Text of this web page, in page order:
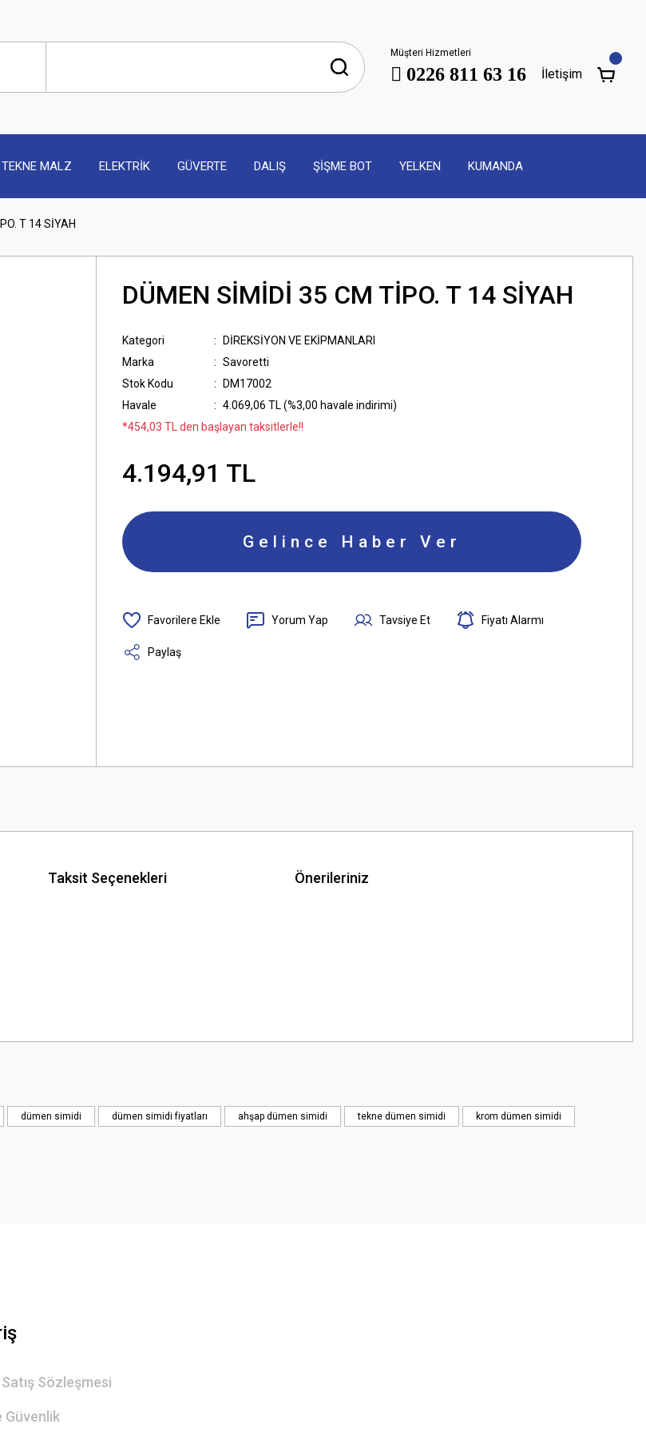
Müşteri Hizmetleri
0226 811 63 16 İletişim
TEKNE MALZ ELEKTRİK GÜVERTE DALIŞ ŞİŞME BOT YELKEN KUMANDA
T 14 SİYAH
DÜMEN SİMİDİ 35 CM TİPO. T 14 SİYAH
Kategori
DİREKSİYON VE EKİPMANLARI
Marka
Savoretti
Stok Kodu
DM17002
Havale
4.069,06 TL (%3,00 havale indirimi)
*454,03 TL den başlayan taksitlerle!!
4.194,91 TL
Gelince Haber Ver
Yorum Yap Tavsiye Et Fiyatı Alarmı
Paylaş
Taksit Seçenekleri Önerileriniz
dümen simidi dümen simidi fiyatları ahşap dümen simidi tekne dümen simidi krom dümen simidi
Sözleşmesi
Güvenlik